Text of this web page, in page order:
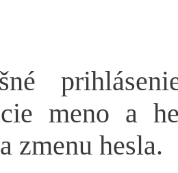
meno a
zmenu hesla.